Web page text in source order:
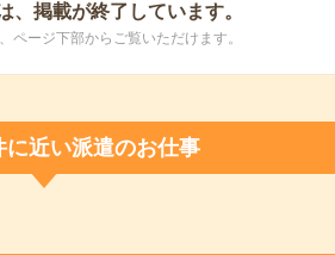
、掲載が終了しています。
ページ下部からご覧いただけます。
に近い派遣のお仕事